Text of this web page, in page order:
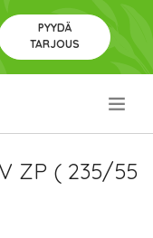
PYYDÄ
TARJOUS
ZP ( 235/55